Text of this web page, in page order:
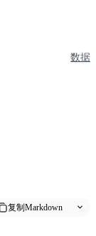
数据
复制Markdown